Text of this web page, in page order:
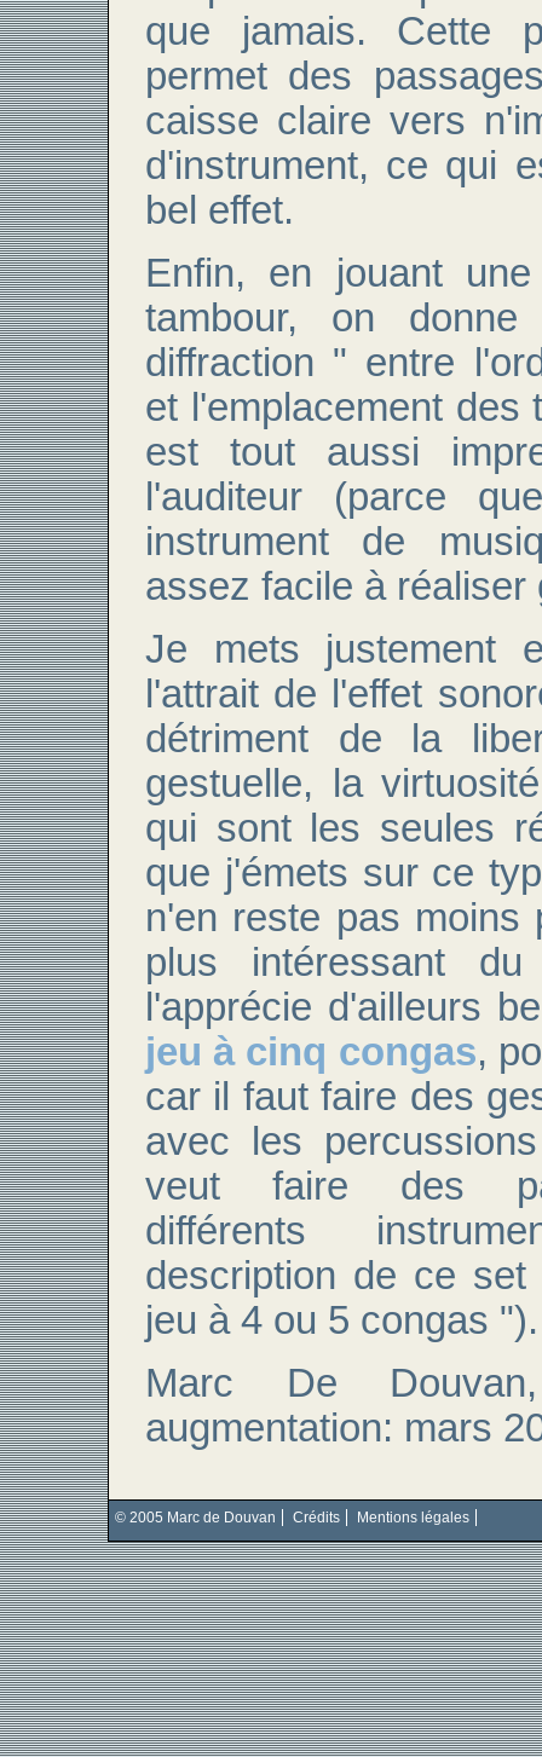
que jamais. Cette
permet des
caisse claire vers
d'instrument, ce qui
bel effet.
Enfin, en jouant
tambour, on
diffraction " entre
et l'emplacement des
est tout aussi
l'auditeur (parce
instrument de
assez facile à réaliser
Je mets justement
l'attrait de l'effet
détriment de la
gestuelle, la
qui sont les seules
que j'émets sur ce
n'en reste pas moins
plus intéressant
l'apprécie d'ailleurs
jeu à cinq congas,
car il faut faire des
avec les
veut faire des
différents
description de ce
jeu à 4 ou 5 congas ").
Marc De
augmentation: mars
© 2005 Marc de Douvan Crédits Mentions légales